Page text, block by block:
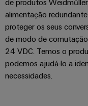
Máquinas
Soluções
para
os
vários
setores
de
de
energia
Weidmüller
Industrial
AI
de produtos
alimentação
proteger os seus
de modo de
24 VDC. Temos o
podemos ajudá-lo a
necessidades.